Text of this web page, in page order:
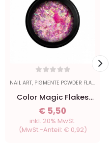
NAIL ART, PIGMENTE POWDER FLAKES
Color Magic Flakes
Pink
€ 5,50
inkl. 20% MwSt.
(MwSt.-Anteil: € 0,92)